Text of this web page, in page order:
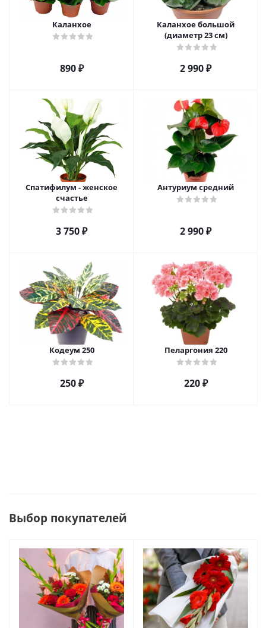
Каланхое
890₽
Каланхое большой
(диаметр 23 см)
2 990₽
Спатифилум - женское
счастье
3 750₽
Антуриум средний
2 990₽
Кодеум 250
250₽
Пеларгония 220
220₽
Выбор покупателей